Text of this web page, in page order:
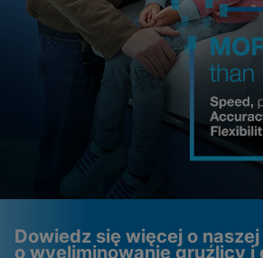
Dowiedz się więcej o
o wyeliminowanie gruźlicy i